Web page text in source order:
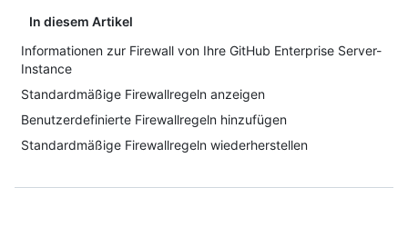
In diesem Artikel
Informationen zur Firewall von Ihre GitHub Enterprise Server-
Instance
Standardmäßige Firewallregeln anzeigen
Benutzerdefinierte Firewallregeln hinzufügen
Standardmäßige Firewallregeln wiederherstellen